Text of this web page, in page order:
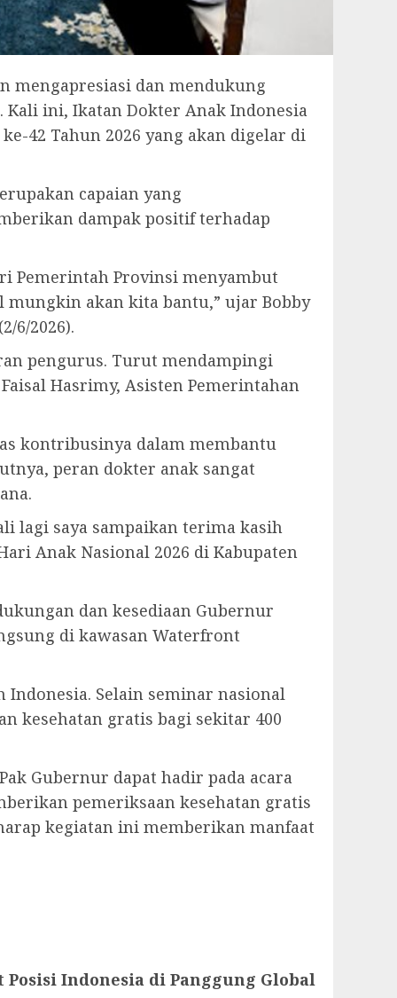
mengapresiasi dan mendukung
ini, Ikatan Dokter Anak Indonesia
42 Tahun 2026 yang akan digelar di
capaian yang
dampak positif terhadap
Pemerintah Provinsi menyambut
akan kita bantu,” ujar Bobby
6/2026).
pengurus. Turut mendampingi
Hasrimy, Asisten Pemerintahan
kontribusinya dalam membantu
peran dokter anak sangat
lagi saya sampaikan terima kasih
Anak Nasional 2026 di Kabupaten
dan kesediaan Gubernur
di kawasan Waterfront
Selain seminar nasional
kesehatan gratis bagi sekitar 400
Gubernur dapat hadir pada acara
pemeriksaan kesehatan gratis
kegiatan ini memberikan manfaat
Indonesia di Panggung Global